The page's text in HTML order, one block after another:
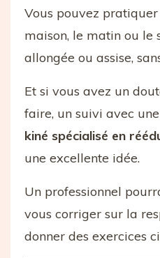
Vous pouvez
maison, le matin ou le
allongée ou assise,
Et si vous avez un
faire, un suivi avec une
kiné spécialisé en
une excellente idée.
Un professionnel
vous corriger sur la
donner des exercices